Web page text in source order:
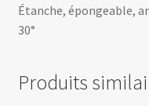
Étanche, épongeable,
30°
Produits